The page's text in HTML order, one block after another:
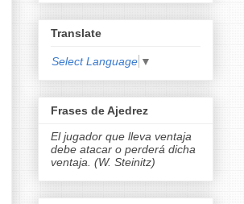
Translate
Select Language ▼
Frases de Ajedrez
El jugador que lleva ventaja
debe atacar o perderá dicha
ventaja. (W. Steinitz)